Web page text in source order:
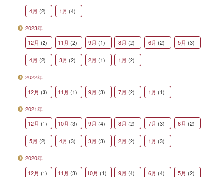
4月 (2) 1月 (4)
2023年
12月 (2) 11月 (2) 9月 (1) 8月 (2) 6月 (2) 5月 (3)
4月 (2) 3月 (2) 2月 (1) 1月 (2)
2022年
12月 (3) 11月 (1) 9月 (3) 7月 (2) 1月 (1)
2021年
12月 (1) 10月 (3) 9月 (4) 8月 (2) 7月 (3) 6月 (2)
5月 (2) 4月 (3) 3月 (3) 2月 (2) 1月 (3)
2020年
12月 (1) 11月 (3) 10月 (1) 9月 (4) 6月 (4) 5月 (2)